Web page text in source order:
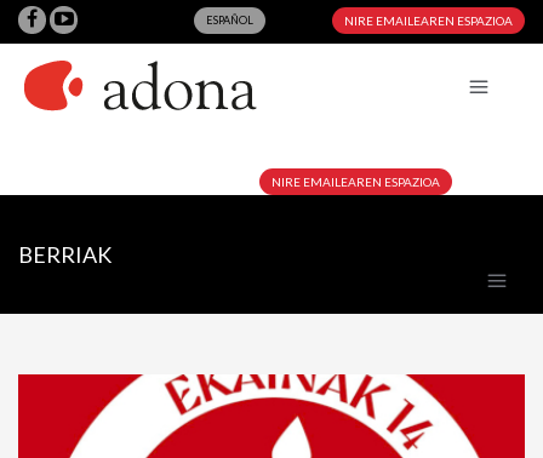
ESPAÑOL NIRE EMAILEAREN ESPAZIOA
NIRE EMAILEAREN ESPAZIOA
BERRIAK